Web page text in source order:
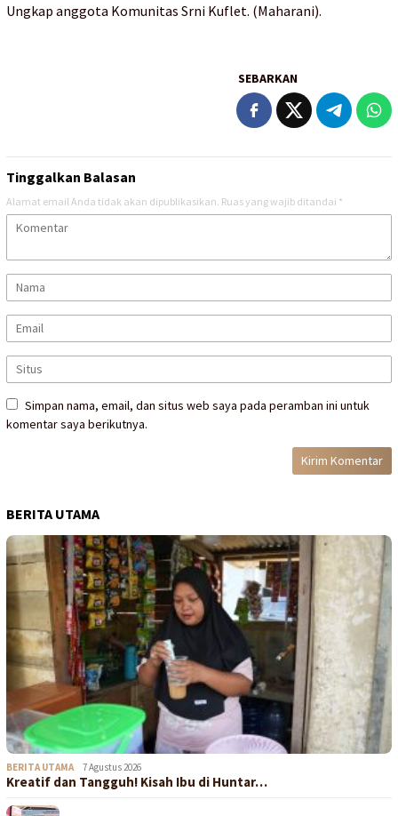
Ungkap anggota Komunitas Srni Kuflet. (Maharani).
SEBARKAN
Tinggalkan Balasan
Alamat email Anda tidak akan dipublikasikan. Ruas yang wajib ditandai *
Simpan nama, email, dan situs web saya pada peramban ini untuk
komentar saya berikutnya.
BERITA UTAMA
BERITA UTAMA 7 Agustus 2026
Kreatif dan Tangguh! Kisah Ibu di Huntar…